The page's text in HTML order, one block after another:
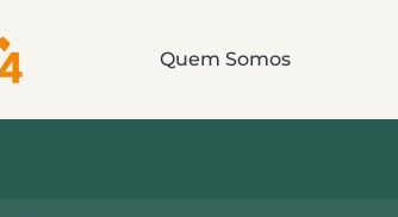
Quem Somos